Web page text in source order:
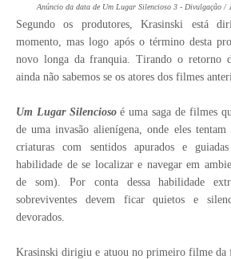
Anúncio da data de Um Lugar Silencioso 3 - Divulgação /
Segundo os produtores, Krasinski está
momento, mas logo após o término desta
novo longa da franquia. Tirando o retorno
ainda não sabemos se os atores dos filmes
Um Lugar Silenciosoé uma saga de filmes
de uma invasão alienígena, onde eles
criaturas com sentidos apurados e
habilidade de se localizar e navegar em
de som). Por conta dessa habilidade
sobreviventes devem ficar quietos e
devorados.
Krasinski dirigiu e atuou no primeiro filme da